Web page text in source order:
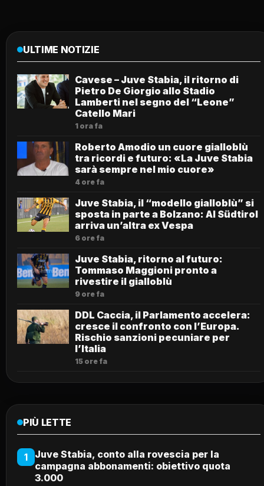
ULTIME NOTIZIE
Cavese – Juve Stabia, il ritorno di
Pietro De Giorgio allo Stadio
Lamberti nel segno del “Leone”
Catello Mari
1 ora fa
Roberto Amodio un cuore gialloblù
tra ricordi e futuro: «La Juve Stabia
sarà sempre nel mio cuore»
4 ore fa
Juve Stabia, il “modello gialloblù” si
sposta in parte a Bolzano: Al Südtirol
arriva un’altra ex Vespa
6 ore fa
Juve Stabia, ritorno al futuro:
Tommaso Maggioni pronto a
rivestire il gialloblù
9 ore fa
DDL Caccia, il Parlamento accelera:
cresce il confronto con l’Europa.
Rischio sanzioni pecuniare per
l’Italia
15 ore fa
PIÙ LETTE
1
Juve Stabia, conto alla rovescia per la
campagna abbonamenti: obiettivo quota
3.000